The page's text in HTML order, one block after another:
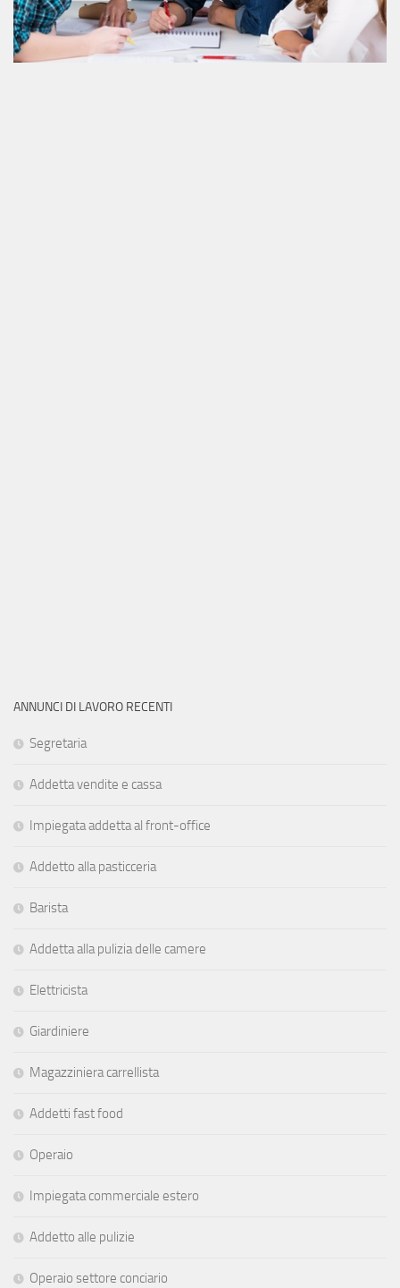
ANNUNCI DI LAVORO RECENTI
Segretaria
Addetta vendite e cassa
Impiegata addetta al front-office
Addetto alla pasticceria
Barista
Addetta alla pulizia delle camere
Elettricista
Giardiniere
Magazziniera carrellista
Addetti fast food
Operaio
Impiegata commerciale estero
Addetto alle pulizie
Operaio settore conciario